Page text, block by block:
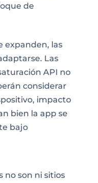
de
expanden, las
Las
API no
considerar
impacto
bien la app se
bajo
no son ni sitios